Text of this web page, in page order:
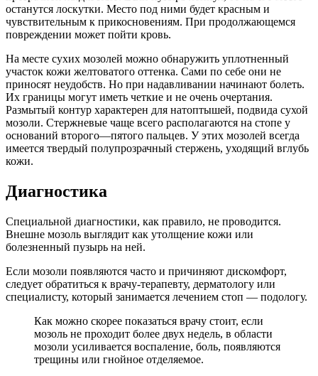
останутся лоскутки. Место под ними будет красным и
чувствительным к прикосновениям. При продолжающемся
повреждении может пойти кровь.
На месте сухих мозолей можно обнаружить уплотненный
участок кожи желтоватого оттенка. Сами по себе они не
приносят неудобств. Но при надавливании начинают болеть.
Их границы могут иметь четкие и не очень очертания.
Размытый контур характерен для натоптышей, подвида сухой
мозоли. Стержневые чаще всего располагаются на стопе у
оснований второго—пятого пальцев. У этих мозолей всегда
имеется твердый полупрозрачный стержень, уходящий вглубь
кожи.
Диагностика
Специальной диагностики, как правило, не проводится.
Внешне мозоль выглядит как утолщение кожи или
болезненный пузырь на ней.
Если мозоли появляются часто и причиняют дискомфорт,
следует обратиться к врачу-терапевту, дерматологу или
специалисту, который занимается лечением стоп — подологу.
Как можно скорее показаться врачу стоит, если
мозоль не проходит более двух недель, в области
мозоли усиливается воспаление, боль, появляются
трещины или гнойное отделяемое.